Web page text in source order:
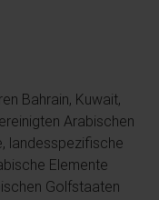
Bahrain, Kuwait,
Arabischen
landesspezifische
Elemente
Golfstaaten